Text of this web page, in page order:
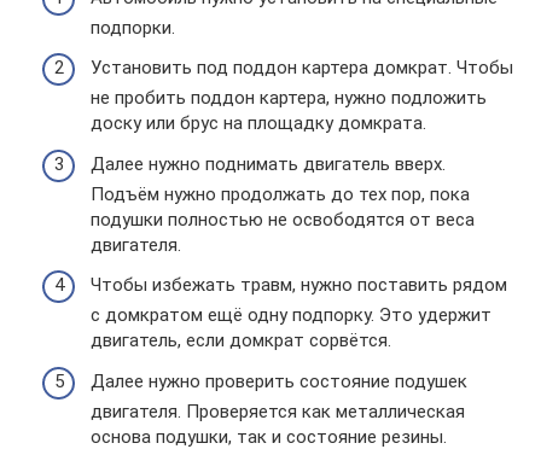
подпорки.
Установить под поддон картера домкрат. Чтобы
не пробить поддон картера, нужно подложить
доску или брус на площадку домкрата.
Далее нужно поднимать двигатель вверх.
Подъём нужно продолжать до тех пор, пока
подушки полностью не освободятся от веса
двигателя.
Чтобы избежать травм, нужно поставить рядом
с домкратом ещё одну подпорку. Это удержит
двигатель, если домкрат сорвётся.
Далее нужно проверить состояние подушек
двигателя. Проверяется как металлическая
основа подушки, так и состояние резины.